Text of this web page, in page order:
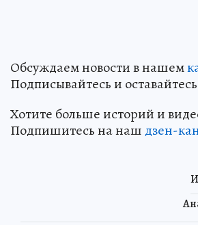
Обсуждаем новости в нашем
Подписывайтесь и
Хотите больше историй и
Подпишитесь на наш дзен-